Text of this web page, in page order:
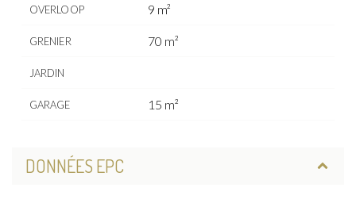
OVERLOOP 9 m²
GRENIER 70 m²
JARDIN
GARAGE 15 m²
DONNÉES EPC